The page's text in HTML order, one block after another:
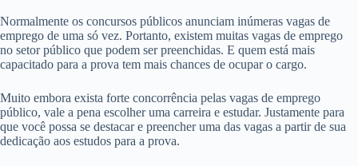
Normalmente os concursos públicos anunciam inúmeras vagas de
emprego de uma só vez. Portanto, existem muitas vagas de emprego
no setor público que podem ser preenchidas. E quem está mais
capacitado para a prova tem mais chances de ocupar o cargo.
Muito embora exista forte concorrência pelas vagas de emprego
público, vale a pena escolher uma carreira e estudar. Justamente para
que você possa se destacar e preencher uma das vagas a partir de sua
dedicação aos estudos para a prova.